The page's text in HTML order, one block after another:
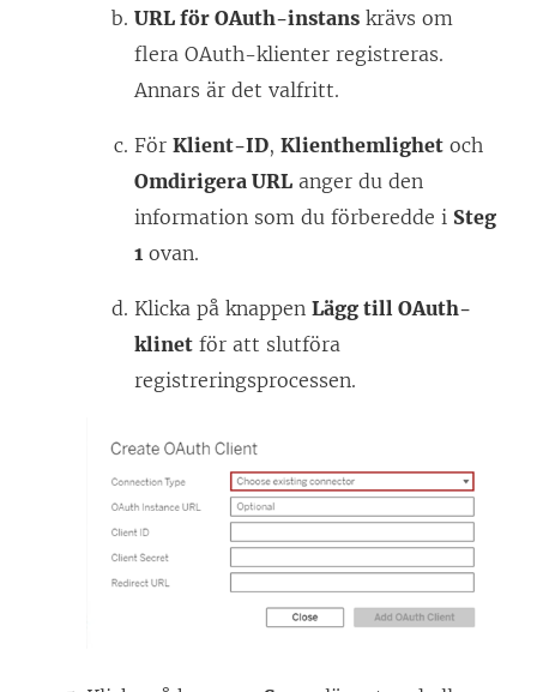
URL för OAuth-instans krävs om
flera OAuth-klienter registreras.
Annars är det valfritt.
För Klient-ID, Klienthemlighet och
Omdirigera URL anger du den
information som du förberedde i Steg
1 ovan.
Klicka på knappen Lägg till OAuth-
klinet för att slutföra
registreringsprocessen.